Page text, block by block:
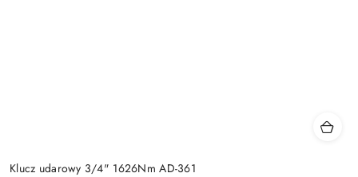
Klucz udarowy 3/4" 1626Nm AD-361